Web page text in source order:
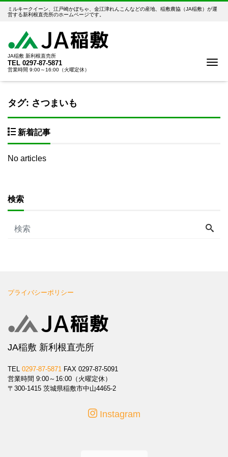
ミルキークイーン、江戸崎かぼちゃ、金江津れんこんなどの産地、稲敷農協（JA稲敷）が運
営する新利根直売所のホームページです。
JA稲敷 新利根直売所
TEL 0297-87-5871
営業時間 9:00～16:00（火曜定休）
タグ: さつまいも
新着記事
No articles
検索
プライバシーポリシー
JA稲敷 新利根直売所
TEL 0297-87-5871 FAX 0297-87-5091
営業時間 9:00～16:00（火曜定休）
〒300-1415 茨城県稲敷市中山4465-2
Instagram